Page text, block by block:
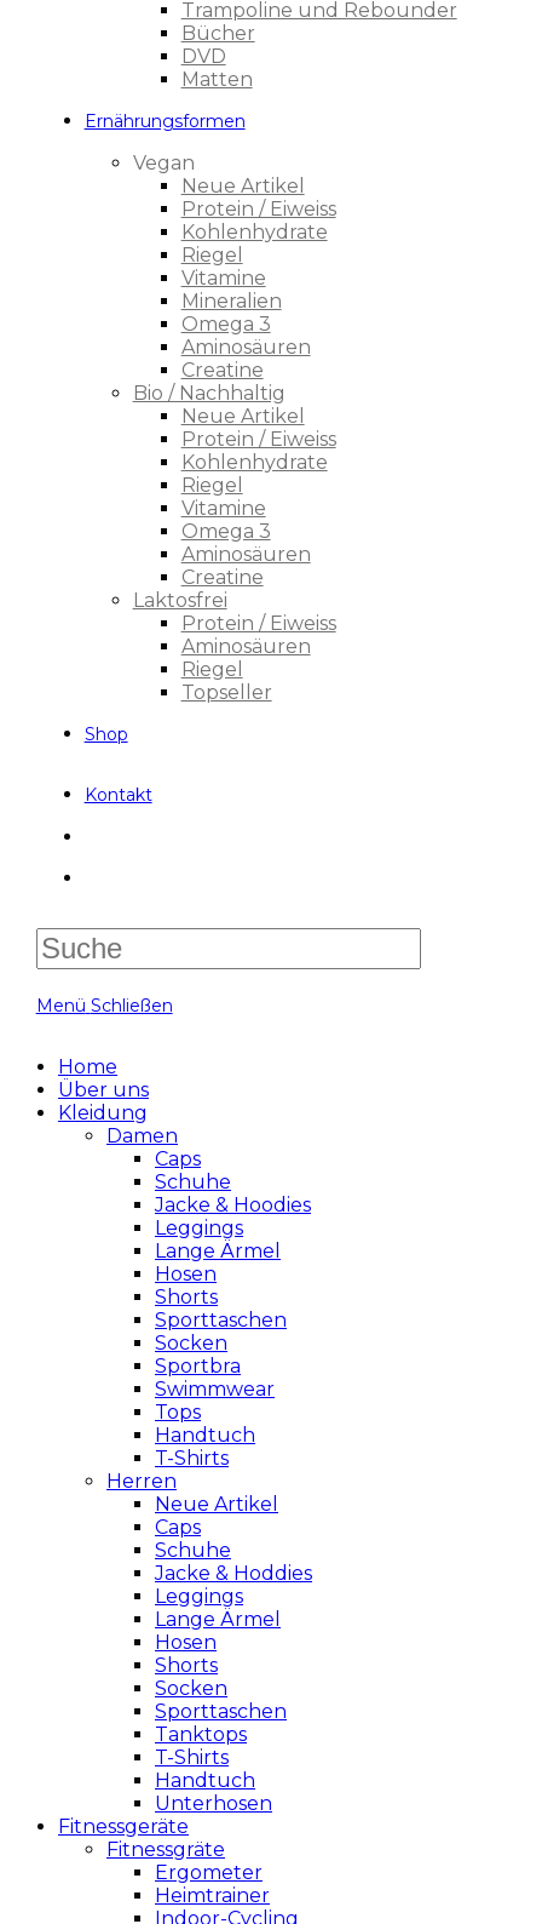
Trampoline und Rebounder
Bücher
DVD
Matten
Ernährungsformen
Vegan
Neue Artikel
Protein / Eiweiss
Kohlenhydrate
Riegel
Vitamine
Mineralien
Omega 3
Aminosäuren
Creatine
Bio / Nachhaltig
Neue Artikel
Protein / Eiweiss
Kohlenhydrate
Riegel
Vitamine
Omega 3
Aminosäuren
Creatine
Laktosfrei
Protein / Eiweiss
Aminosäuren
Riegel
Topseller
Shop
Kontakt
Suche
nach:
Menü Schließen
Home
Über uns
Kleidung
Damen
Caps
Schuhe
Jacke & Hoodies
Leggings
Lange Ärmel
Hosen
Shorts
Sporttaschen
Socken
Sportbra
Swimmwear
Tops
Handtuch
T-Shirts
Herren
Neue Artikel
Caps
Schuhe
Jacke & Hoddies
Leggings
Lange Ärmel
Hosen
Shorts
Socken
Sporttaschen
Tanktops
T-Shirts
Handtuch
Unterhosen
Fitnessgeräte
Fitnessgräte
Ergometer
Heimtrainer
Indoor-Cycling